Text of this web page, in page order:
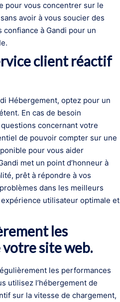
pour vous concentrer sur le
avoir à vous soucier des
à Gandi pour un
client réactif
Hébergement, optez pour un
En cas de besoin
concernant votre
de pouvoir compter sur une
pour vous aider
met un point d’honneur à
prêt à répondre à vos
dans les meilleurs
utilisateur optimale et
les
site web.
les performances
utilisez l’hébergement de
sur la vitesse de chargement,